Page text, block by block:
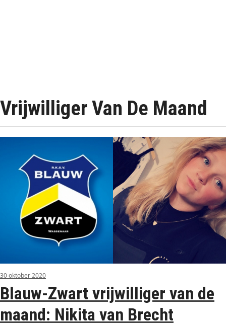
Vrijwilliger Van De Maand
30 oktober 2020
Blauw-Zwart vrijwilliger van de
maand: Nikita van Brecht